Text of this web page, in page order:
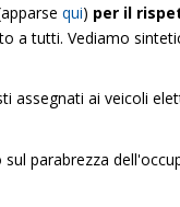
qui) per il
a tutti. Vediamo
assegnati ai veicoli
parabrezza